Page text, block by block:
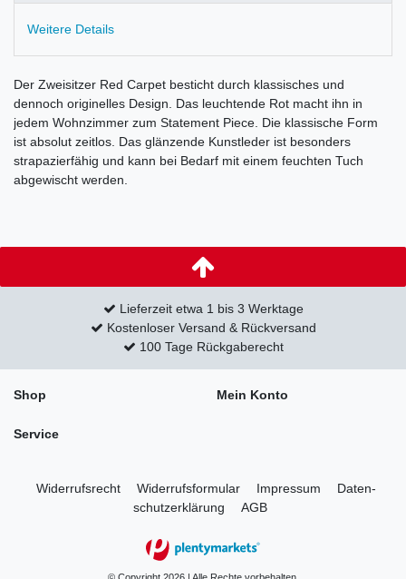
Weitere Details
Der Zweisitzer Red Carpet besticht durch klassisches und
dennoch originelles Design. Das leuchtende Rot macht ihn in
jedem Wohnzimmer zum Statement Piece. Die klassische Form
ist absolut zeitlos. Das glänzende Kunstleder ist besonders
strapazierfähig und kann bei Bedarf mit einem feuchten Tuch
abgewischt werden.
Lieferzeit etwa 1 bis 3 Werktage
Kostenloser Versand & Rückversand
100 Tage Rückgaberecht
Shop Mein Konto
Service
Widerrufs­recht Widerrufs­formular Impressum
Daten­
schutz­erklärung
AGB